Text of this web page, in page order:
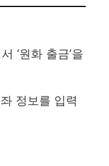
‘원화 출금’을
정보를 입력